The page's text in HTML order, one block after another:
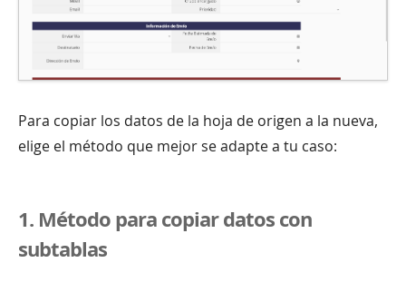
Para copiar los datos de la hoja de origen a la nueva,
elige el método que mejor se adapte a tu caso:
1. Método para copiar datos con
subtablas